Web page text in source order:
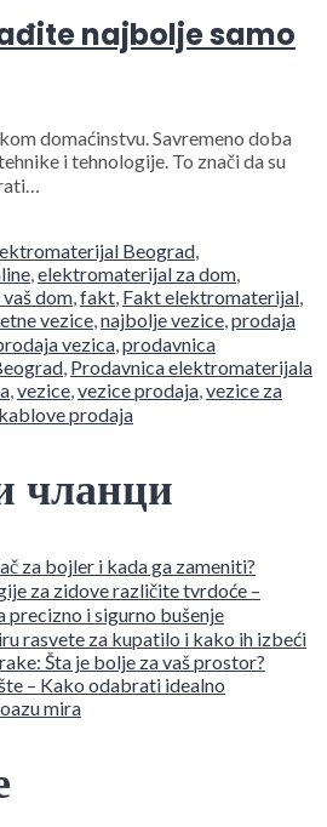
najbolje samo
domaćinstvu. Savremeno doba
i tehnologije. To znači da su
Beograd,
,elektromaterijal za dom,
dom,fakt, Fakt elektromaterijal,
vezice,najbolje vezice,prodaja
vezica,prodavnica
, Prodavnica elektromaterijala
,vezice,vezice prodaja,vezice za
prodaja
чланци
za bojler i kada ga zameniti?
za zidove različite tvrdoće –
precizno i sigurno bušenje
rasvete za kupatilo i kako ih izbeći
Šta je bolje za vaš prostor?
– Kako odabrati idealno
mira